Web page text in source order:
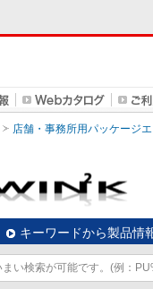
店舗・事務所用パッケージ
キーワードから製品情